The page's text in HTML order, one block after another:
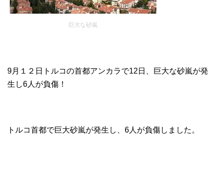
巨大な砂嵐
9月１２日トルコの首都アンカラで12日、巨大な砂嵐が発
生し6人が負傷！
トルコ首都で巨大砂嵐が発生し、6人が負傷しました。